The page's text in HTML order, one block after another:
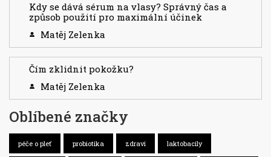
Kdy se dává sérum na vlasy? Správný čas a
způsob použití pro maximální účinek
Matěj Zelenka
Čím zklidnit pokožku?
Matěj Zelenka
Oblíbené značky
péče o pleť probiotika zdraví laktobacily